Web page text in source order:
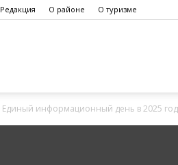
Редакция О районе О туризме
Единый информационный день в 2025